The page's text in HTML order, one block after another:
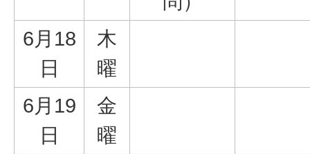
6月18
日
木
曜
6月19
日
金
曜